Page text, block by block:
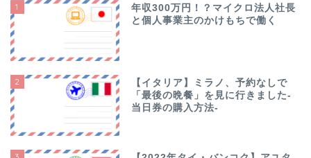
1
年収300万円！？マイクロ法人社長
と個人事業主のかけもちで働く
2
【イタリア】ミラノ、予約なしで
「最後の晩餐」を見に行きました-
当日券の購入方法-